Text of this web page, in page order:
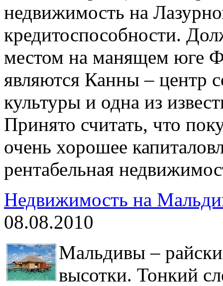
недвижимость на
кредитоспособности.
местом на манящем юге
являются Канны – центр
культуры и одна из
Принято считать, что
очень хорошее
рентабельная
Недвижимость на
08.08.2010
Мальдивы –
высотки. Тонкий